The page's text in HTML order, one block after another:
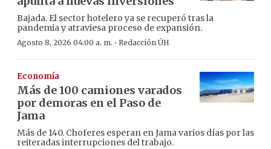
Bajada. El sector hotelero ya se recuperó tras la
pandemia y atraviesa proceso de expansión.
Agosto 8, 2026 04:00 a. m. · Redacción ÚH
Economía
Más de 100 camiones varados
por demoras en el Paso de
Jama
Más de 140. Choferes esperan en Jama varios días por las
reiteradas interrupciones del trabajo.